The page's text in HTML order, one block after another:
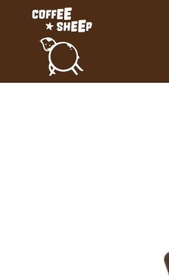
Hauptinhalt
springen